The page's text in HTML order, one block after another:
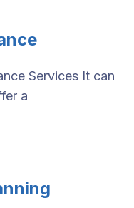
Services It can
a